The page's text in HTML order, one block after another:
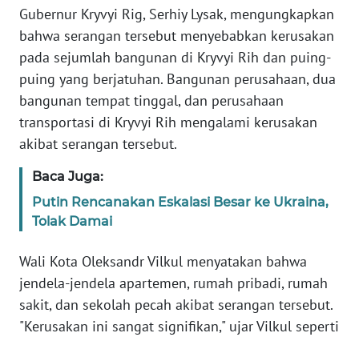
Gubernur Kryvyi Rig, Serhiy Lysak, mengungkapkan
bahwa serangan tersebut menyebabkan kerusakan
pada sejumlah bangunan di Kryvyi Rih dan puing-
puing yang berjatuhan. Bangunan perusahaan, dua
bangunan tempat tinggal, dan perusahaan
transportasi di Kryvyi Rih mengalami kerusakan
akibat serangan tersebut.
Baca Juga:
Putin Rencanakan Eskalasi Besar ke Ukraina,
Tolak Damai
Wali Kota Oleksandr Vilkul menyatakan bahwa
jendela-jendela apartemen, rumah pribadi, rumah
sakit, dan sekolah pecah akibat serangan tersebut.
"Kerusakan ini sangat signifikan," ujar Vilkul seperti
INFO
IKLAN
TENTANG
MEDIA
KARIR
DISCLAIMER